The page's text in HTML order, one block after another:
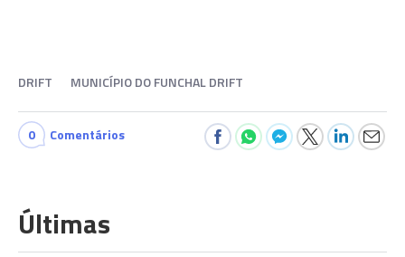
DRIFT MUNICÍPIO DO FUNCHAL DRIFT
0 Comentários
Últimas